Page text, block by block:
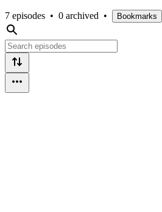
7 episodes • 0 archived • Bookmarks